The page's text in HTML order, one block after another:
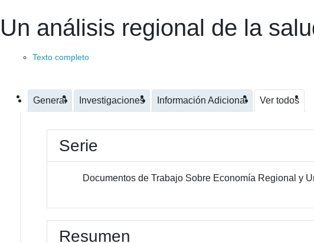
Un análisis regional de la
Texto completo
General Investigaciones Información Adicional Ver todos
Serie
Documentos de Trabajo Sobre Economía Regional y
Resumen